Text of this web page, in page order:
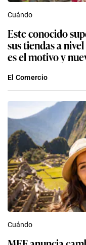
Cuándo
Este conocido
sus tiendas a
es el motivo y
El Comercio
Cuándo